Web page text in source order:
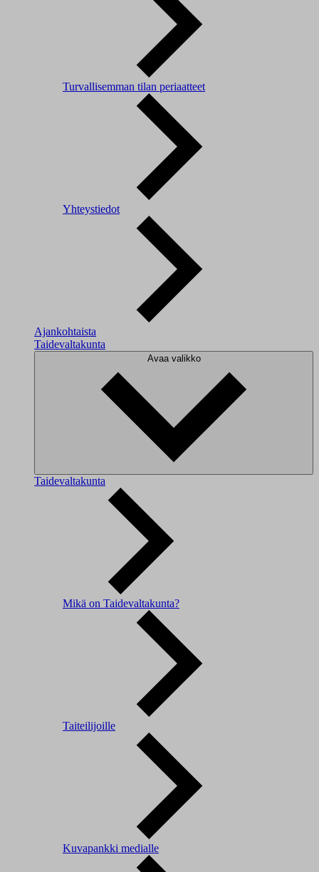
Turvallisemman tilan periaatteet
Yhteystiedot
Ajankohtaista
Taidevaltakunta
Avaa valikko
Taidevaltakunta
Mikä on Taidevaltakunta?
Taiteilijoille
Kuvapankki medialle